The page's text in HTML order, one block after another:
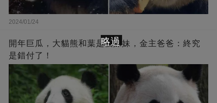
2024/01/24
開年巨瓜，大貓熊和葉是個妹妹，金主爸爸：終究
是錯付了！
略過